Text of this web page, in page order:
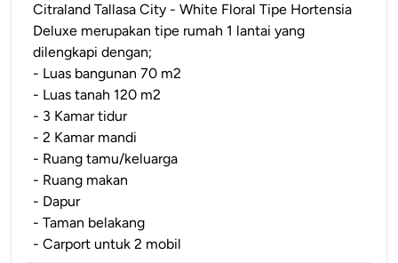
Citraland Tallasa City - White Floral Tipe Hortensia
Deluxe merupakan tipe rumah 1 lantai yang
dilengkapi dengan;
- Luas bangunan 70 m2
- Luas tanah 120 m2
- 3 Kamar tidur
- 2 Kamar mandi
- Ruang tamu/keluarga
- Ruang makan
- Dapur
- Taman belakang
- Carport untuk 2 mobil